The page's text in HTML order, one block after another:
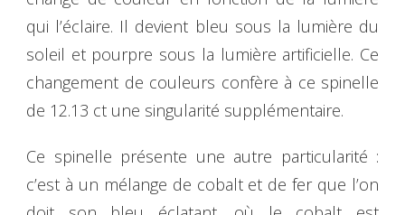
qui l’éclaire. Il devient bleu sous la lumière du
soleil et pourpre sous la lumière artificielle. Ce
changement de couleurs confère à ce spinelle
de 12.13 ct une singularité supplémentaire.
Ce spinelle présente une autre particularité :
c’est à un mélange de cobalt et de fer que l’on